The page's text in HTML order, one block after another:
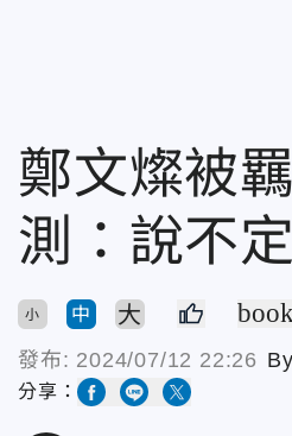
鄭文燦被
測：說不
小 中 大
發布: 2024/07/12 22:26
分享：